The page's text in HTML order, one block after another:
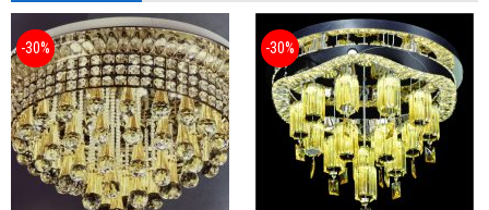
-30% -30%